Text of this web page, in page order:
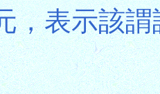
，表示該